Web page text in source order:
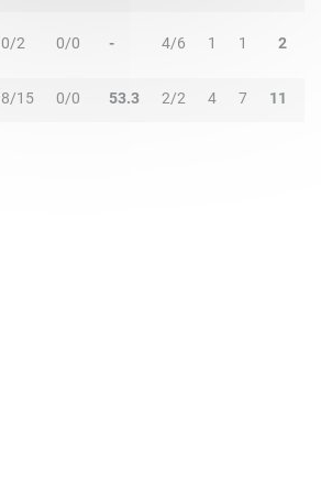
0/2 0/0 - 4/6 1 1 2
8/15 0/0 53.3 2/2 4 7 11